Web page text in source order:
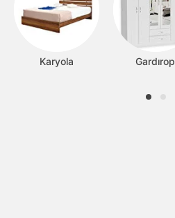
Karyola Gardırop